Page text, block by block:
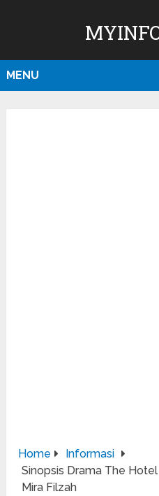
MENU
Home
Informasi
Sinopsis Drama The
Mira Filzah